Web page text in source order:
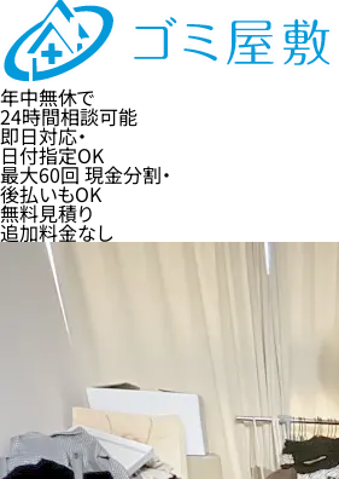
年中無休で
24時間相談可能
即日対応・
日付指定OK
最大60回 現金分割・
後払いもOK
無料見積り
追加料金なし